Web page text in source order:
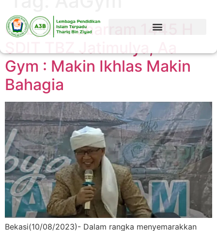
Gebyar Muharram 1445 H
Gym : Makin Ikhlas Makin
Bahagia
Bekasi(10/08/2023)- Dalam rangka menyemarakkan